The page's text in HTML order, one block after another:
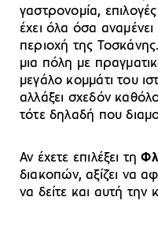
γαστρονομία,
έχει όλα όσα
περιοχή της
μια πόλη με
μεγάλο κομμάτι του
αλλάξει σχεδόν
τότε δηλαδή που
Αν έχετε επιλέξει τη
διακοπών, αξίζει να
να δείτε και αυτή την